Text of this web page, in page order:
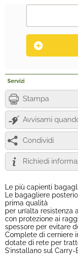
Servizi
Stampa
Avvisami
Condividi
Richiedi
Le più capienti
Le bagagliere
prima qualità
per un’alta
con protezione ai
spessore per evitare
Complete di cerniere
dotate di rete per
S’installano sul